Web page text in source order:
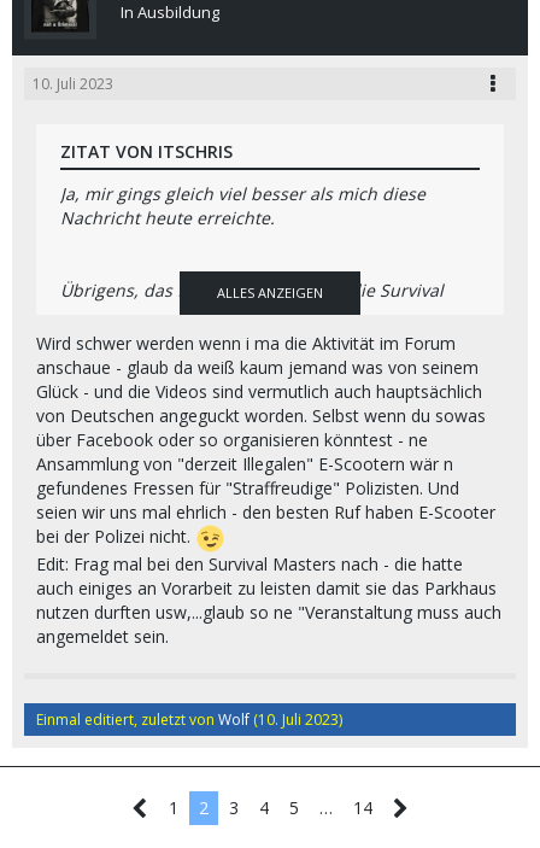
In Ausbildung
10. Juli 2023
ZITAT VON ITSCHRIS
Ja, mir gings gleich viel besser als mich diese
Nachricht heute erreichte.
Übrigens, das fiel mir vorhin ein .... die Survival
Masters haben ja hier das 2023er E-Scooter-Treffen
veranstaltet:
Da frage ich mich ob es nicht sinnvoll wäre wenn
sich die hierzulande und zur Zeit durch die "neue
ALLES ANZEIGEN
Wird schwer werden wenn i ma die Aktivität im Forum
anschaue - glaub da weiß kaum jemand was von seinem
Glück - und die Videos sind vermutlich auch hauptsächlich
von Deutschen angeguckt worden. Selbst wenn du sowas
über Facebook oder so organisieren könntest - ne
Ansammlung von "derzeit Illegalen" E-Scootern wär n
gefundenes Fressen für "Straffreudige" Polizisten. Und
seien wir uns mal ehrlich - den besten Ruf haben E-Scooter
bei der Polizei nicht.
Edit: Frag mal bei den Survival Masters nach - die hatte
auch einiges an Vorarbeit zu leisten damit sie das Parkhaus
nutzen durften usw,...glaub so ne "Veranstaltung muss auch
angemeldet sein.
Einmal editiert, zuletzt von Wolf (10. Juli 2023)
1 2 3 4 5 … 14